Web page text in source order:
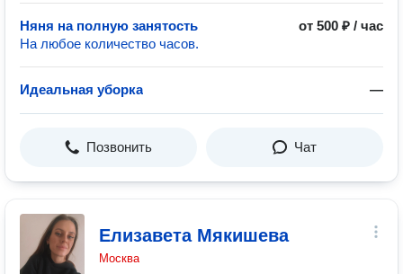
Няня на полную занятость
от 500 ₽ / час
На любое количество часов.
Идеальная уборка —
Позвонить Чат
Елизавета Мякишева
Москва